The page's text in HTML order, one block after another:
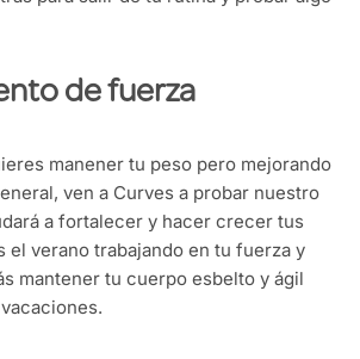
de fuerza
manener tu peso pero mejorando
ven a Curves a probar nuestro
a fortalecer y hacer crecer tus
el verano trabajando en tu fuerza y
mantener tu cuerpo esbelto y ágil